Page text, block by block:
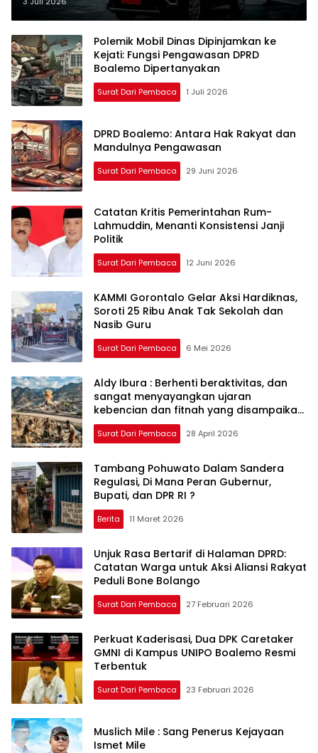
Polemik Mobil Dinas Dipinjamkan ke
Kejati: Fungsi Pengawasan DPRD
Boalemo Dipertanyakan
Surat Dari Pembaca 1 Juli 2026
DPRD Boalemo: Antara Hak Rakyat dan
Mandulnya Pengawasan
Surat Dari Pembaca 29 Juni 2026
Catatan Kritis Pemerintahan Rum-
Lahmuddin, Menanti Konsistensi Janji
Politik
Surat Dari Pembaca 12 Juni 2026
KAMMI Gorontalo Gelar Aksi Hardiknas,
Soroti 25 Ribu Anak Tak Sekolah dan
Nasib Guru
Surat Dari Pembaca 6 Mei 2026
Aldy Ibura : Berhenti beraktivitas, dan
sangat menyayangkan ujaran
kebencian dan fitnah yang disampaikan
oleh aktivis!
Surat Dari Pembaca 28 April 2026
Tambang Pohuwato Dalam Sandera
Regulasi, Di Mana Peran Gubernur,
Bupati, dan DPR RI ?
Berita 11 Maret 2026
Unjuk Rasa Bertarif di Halaman DPRD:
Catatan Warga untuk Aksi Aliansi Rakyat
Peduli Bone Bolango
Surat Dari Pembaca 27 Februari 2026
Perkuat Kaderisasi, Dua DPK Caretaker
GMNI di Kampus UNIPO Boalemo Resmi
Terbentuk
Surat Dari Pembaca 23 Februari 2026
Muslich Mile : Sang Penerus Kejayaan
Ismet Mile